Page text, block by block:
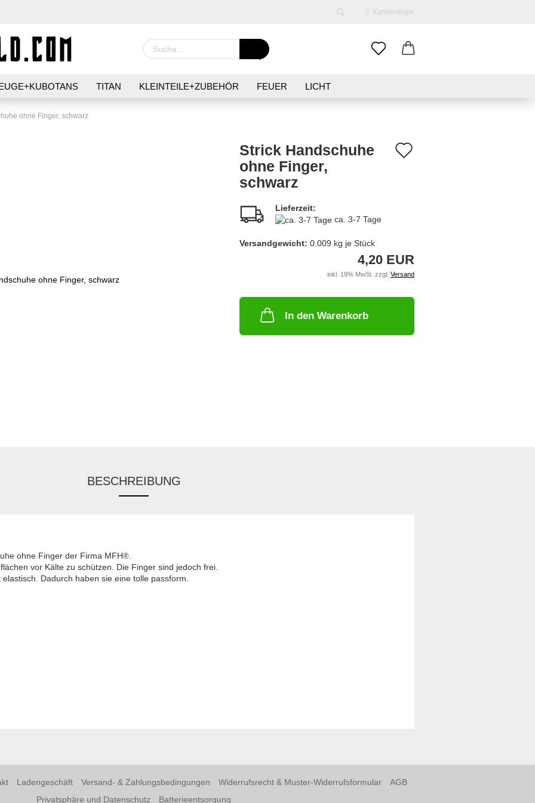
Kundenlogin
Konto erstellen
TITAN KLEINTEILE+ZUBEHÖR FEUER LICHT
ohne Finger, schwarz
Strick Handschuhe
ohne Finger,
schwarz
Lieferzeit:
ca. 3-7 Tage
Versandgewicht: 0.009 kg je Stück
4,20 EUR
inkl. 19% MwSt. zzgl. Versand
In den Warenkorb
BESCHREIBUNG
ohne Finger der Firma MFH®.
vor Kälte zu schützen. Die Finger sind jedoch frei.
Dadurch haben sie eine tolle passform.
Ladengeschäft Versand- & Zahlungsbedingungen Widerrufsrecht & Muster-Widerrufsformular
AGB
Privatsphäre und Datenschutz
Batterieentsorgung